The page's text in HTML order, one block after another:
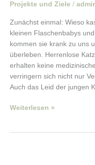
Projekte und Ziele /
Zunächst einmal: Wieso
kleinen Flaschenbabys
kommen sie krank zu uns
überleben. Herrenlose
erhalten keine
verringern sich nicht nur
Auch das Leid der jungen
Weiterlesen »